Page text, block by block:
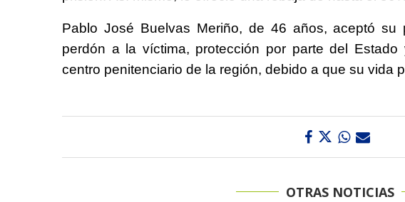
Pablo José Buelvas Meriño, de 46 años, aceptó su
perdón a la víctima, protección por parte del
centro penitenciario de la región, debido a que su vida
OTRAS NOTICIAS